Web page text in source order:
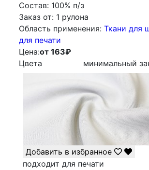
Состав: 100% п/э
Заказ от: 1 рулона
Облаcть применения: Ткани для
для печати
Цена:от 163₽
Цвета
минимальный
Добавить в избранное
подходит для печати